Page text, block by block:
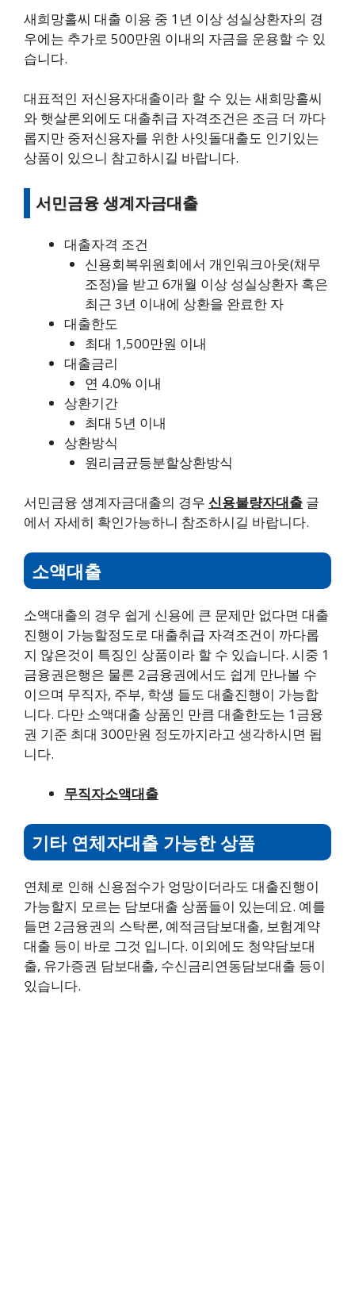
새희망홀씨 대출 이용 중 1년 이상 성실상환자의 경
우에는 추가로 500만원 이내의 자금을 운용할 수 있
습니다.
대표적인 저신용자대출이라 할 수 있는 새희망홀씨
와 햇살론외에도 대출취급 자격조건은 조금 더 까다
롭지만 중저신용자를 위한 사잇돌대출도 인기있는
상품이 있으니 참고하시길 바랍니다.
서민금융 생계자금대출
대출자격 조건
신용회복위원회에서 개인워크아웃(채무
조정)을 받고 6개월 이상 성실상환자 혹은
최근 3년 이내에 상환을 완료한 자
대출한도
최대 1,500만원 이내
대출금리
연 4.0% 이내
상환기간
최대 5년 이내
상환방식
원리금균등분할상환방식
서민금융 생계자금대출의 경우 신용불량자대출 글
에서 자세히 확인가능하니 참조하시길 바랍니다.
소액대출
소액대출의 경우 쉽게 신용에 큰 문제만 없다면 대출
진행이 가능할정도로 대출취급 자격조건이 까다롭
지 않은것이 특징인 상품이라 할 수 있습니다. 시중 1
금융권은행은 물론 2금융권에서도 쉽게 만나볼 수
이으며 무직자, 주부, 학생 들도 대출진행이 가능합
니다. 다만 소액대출 상품인 만큼 대출한도는 1금융
권 기준 최대 300만원 정도까지라고 생각하시면 됩
니다.
무직자소액대출
기타 연체자대출 가능한 상품
연체로 인해 신용점수가 엉망이더라도 대출진행이
가능할지 모르는 담보대출 상품들이 있는데요. 예를
들면 2금융권의 스탁론, 예적금담보대출, 보험계약
대출 등이 바로 그것 입니다. 이외에도 청약담보대
출, 유가증권 담보대출, 수신금리연동담보대출 등이
있습니다.